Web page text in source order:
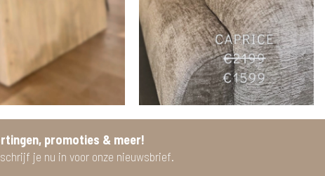
promoties & meer!
je nu in voor onze nieuwsbrief.